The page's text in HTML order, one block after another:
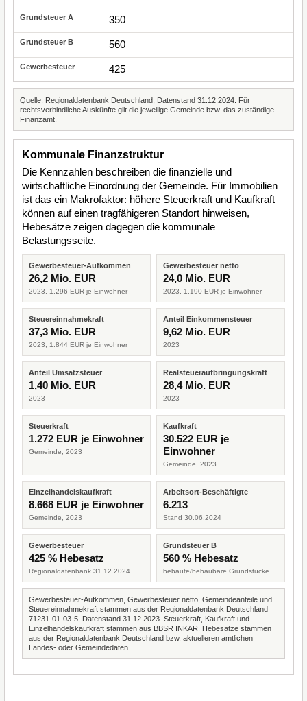
350
560
425
Quelle: Regionaldatenbank Deutschland, Datenstand 31.12.2024. Für
rechtsverbindliche Auskünfte gilt die jeweilige Gemeinde bzw. das zuständige
Finanzamt.
Kommunale Finanzstruktur
Die Kennzahlen beschreiben die finanzielle und
wirtschaftliche Einordnung der Gemeinde. Für Immobilien
ist das ein Makrofaktor: höhere Steuerkraft und Kaufkraft
können auf einen tragfähigeren Standort hinweisen,
Hebesätze zeigen dagegen die kommunale
Belastungsseite.
Gewerbesteuer-Aufkommen
26,2 Mio. EUR
2023, 1.296 EUR je Einwohner
Gewerbesteuer netto
24,0 Mio. EUR
2023, 1.190 EUR je Einwohner
Steuereinnahmekraft
37,3 Mio. EUR
2023, 1.844 EUR je Einwohner
Anteil Einkommensteuer
9,62 Mio. EUR
2023
Anteil Umsatzsteuer
1,40 Mio. EUR
2023
Realsteueraufbringungskraft
28,4 Mio. EUR
2023
Steuerkraft
1.272 EUR je Einwohner
Gemeinde, 2023
Kaufkraft
30.522 EUR je
Einwohner
Gemeinde, 2023
Einzelhandelskaufkraft
8.668 EUR je Einwohner
Gemeinde, 2023
Arbeitsort-Beschäftigte
6.213
Stand 30.06.2024
Gewerbesteuer
425 % Hebesatz
Regionaldatenbank 31.12.2024
Grundsteuer B
560 % Hebesatz
bebaute/bebaubare Grundstücke
Gewerbesteuer-Aufkommen, Gewerbesteuer netto, Gemeindeanteile und
Steuereinnahmekraft stammen aus der Regionaldatenbank Deutschland
71231-01-03-5, Datenstand 31.12.2023. Steuerkraft, Kaufkraft und
Einzelhandelskaufkraft stammen aus BBSR INKAR. Hebesätze stammen
aus der Regionaldatenbank Deutschland bzw. aktuelleren amtlichen
Landes- oder Gemeindedaten.